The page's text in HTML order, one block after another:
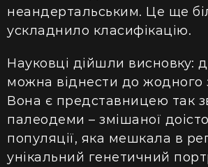
неандертальським. Це ще
ускладнило класифікацію.
Науковці дійшли висновку:
можна віднести до жодного
Вона є представницею так
палеодеми – змішаної
популяції, яка мешкала в
унікальний генетичний